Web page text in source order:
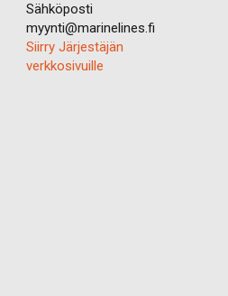
Sähköposti
myynti@marinelines.fi
Siirry Järjestäjän
verkkosivuille